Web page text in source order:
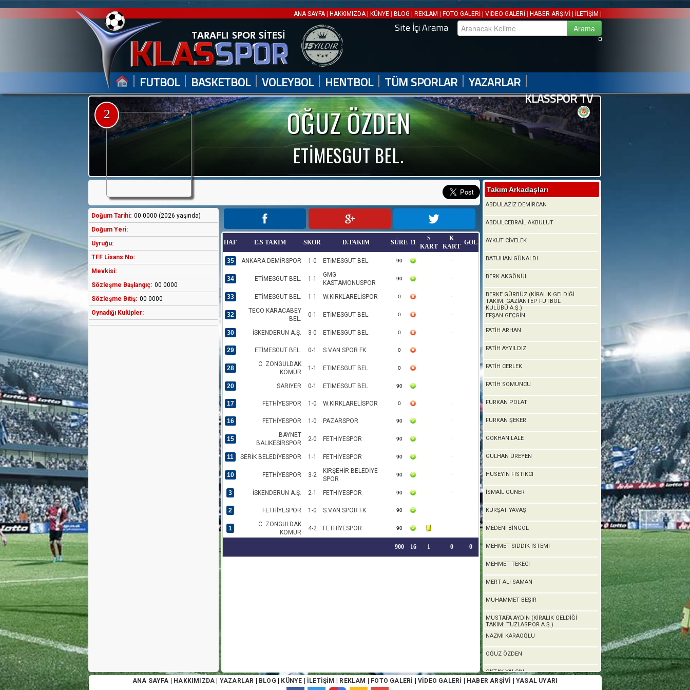
ANA SAYFA| HAKKIMIZDA| KÜNYE | BLOG | REKLAM | FOTO GALERİ | VİDEO GALERİ | HABER ARŞİVİ | İLETİŞİM |
Site İçi Arama
| FUTBOL | BASKETBOL | VOLEYBOL | HENTBOL | TÜM SPORLAR | YAZARLAR |
KLASSPOR TV
OĞUZ ÖZDEN
ETİMESGUT BEL.
2
Doğum Tarihi: 00 0000 (2026 yaşında)
Doğum Yeri:
Uyruğu:
TFF Lisans No:
Mevkisi:
Sözleşme Başlangıç: 00 0000
Sözleşme Bitiş: 00 0000
Oynadığı Kulüpler:
HAF E.S TAKIM SKOR D.TAKIM SÜRE 11
S
KART
K
KART
GOL
35 ANKARA DEMİRSPOR 1-0 ETİMESGUT BEL. 90
34 ETİMESGUT BEL. 1-1
GMG
KASTAMONUSPOR
90
33 ETİMESGUT BEL. 1-1 W.KIRKLARELİSPOR 0
32
TECO KARACABEY
BEL.
0-1 ETİMESGUT BEL. 0
30 İSKENDERUN A.Ş. 3-0 ETİMESGUT BEL. 0
29 ETİMESGUT BEL. 0-1 S.VAN SPOR FK 0
28
C. ZONGULDAK
KÖMÜR
1-1 ETİMESGUT BEL. 0
20 SARIYER 0-1 ETİMESGUT BEL. 90
17 FETHİYESPOR 1-0 W.KIRKLARELİSPOR 0
16 FETHİYESPOR 1-0 PAZARSPOR 90
15
BAYNET
BALIKESİRSPOR
2-0 FETHİYESPOR 90
11 SERİK BELEDİYESPOR 1-1 FETHİYESPOR 90
10 FETHİYESPOR 3-2
KIRŞEHİR BELEDİYE
SPOR
90
3 İSKENDERUN A.Ş. 2-1 FETHİYESPOR 90
2 FETHİYESPOR 1-0 S.VAN SPOR FK 90
1
C. ZONGULDAK
KÖMÜR
4-2 FETHİYESPOR 90
900 16 1 0 0
Takım Arkadaşları
ABDULAZİZ DEMİRCAN
ABDULCEBRAİL AKBULUT
AYKUT CİVELEK
BATUHAN GÜNALDI
BERK AKGÖNÜL
BERKE GÜRBÜZ (KİRALIK GELDİĞİ
TAKIM: GAZİANTEP FUTBOL
KULÜBÜ A.Ş.)
EFŞAN GEÇGİN
FATİH ARHAN
FATİH AYYILDIZ
FATİH CERLEK
FATİH SOMUNCU
FURKAN POLAT
FURKAN ŞEKER
GÖKHAN LALE
GÜLHAN ÜREYEN
HÜSEYİN FISTIKCI
İSMAİL GÜNER
KÜRŞAT YAVAŞ
MEDENİ BİNGÖL
MEHMET SIDDIK İSTEMİ
MEHMET TEKECİ
MERT ALİ SAMAN
MUHAMMET BEŞİR
MUSTAFA AYDIN (KİRALIK GELDİĞİ
TAKIM: TUZLASPOR A.Ş.)
NAZMİ KARAOĞLU
OĞUZ ÖZDEN
OKTAY YALÇIN
ANA SAYFA HAKKIMIZDA YAZARLAR BLOG KÜNYE İLETİŞİM REKLAM FOTO GALERİ VİDEO GALERİ HABER ARŞİVİ YASAL UYARI